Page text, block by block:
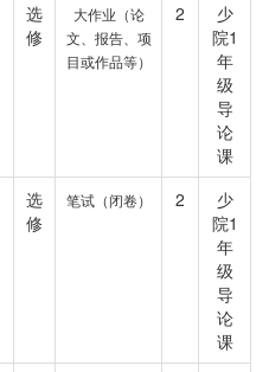
选
修
大作业（论
文、报告、项
目或作品等）
2
少
院1
年
级
导
论
课
选
修
笔试（闭卷） 2
少
院1
年
级
导
论
课